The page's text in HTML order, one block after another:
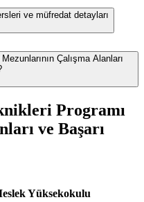
ve müfredat detayları
Çalışma Alanları
Programı
ve Başarı
Yüksekokulu